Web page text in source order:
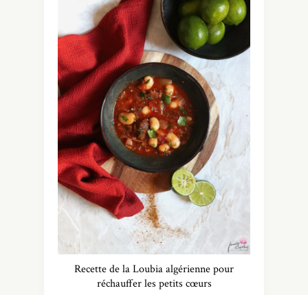
Recette de la Loubia algérienne pour
réchauffer les petits cœurs